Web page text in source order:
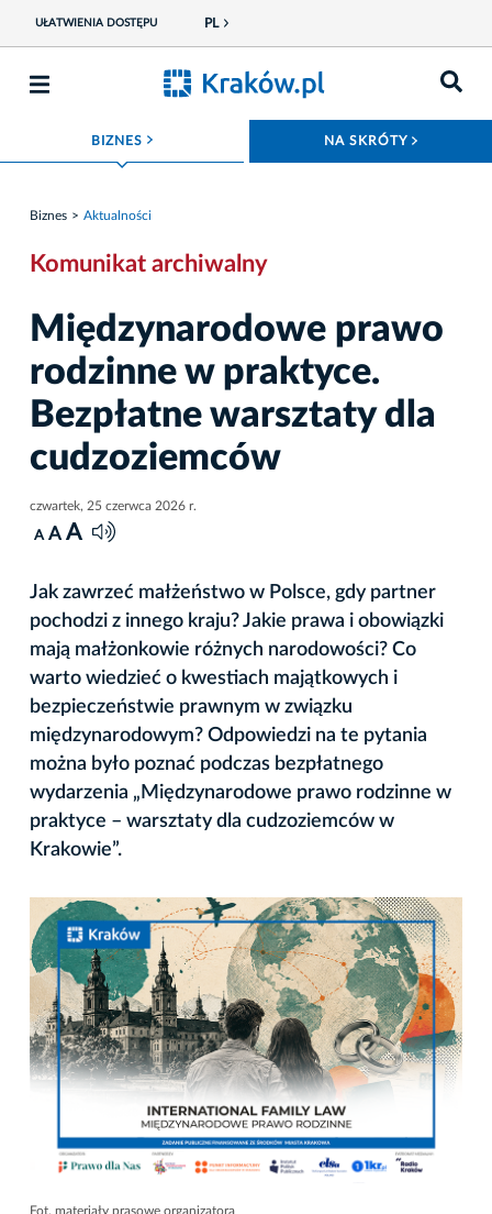
UŁATWIENIA DOSTĘPU PL
BIZNES ROZWIŃ MENU NA SKRÓTY
Biznes Aktualności
Komunikat archiwalny
Międzynarodowe prawo
rodzinne w praktyce.
Bezpłatne warsztaty dla
cudzoziemców
czwartek, 25 czerwca 2026 r.
A A A
Jak zawrzeć małżeństwo w Polsce, gdy partner
pochodzi z innego kraju? Jakie prawa i obowiązki
mają małżonkowie różnych narodowości? Co
warto wiedzieć o kwestiach majątkowych i
bezpieczeństwie prawnym w związku
międzynarodowym? Odpowiedzi na te pytania
można było poznać podczas bezpłatnego
wydarzenia „Międzynarodowe prawo rodzinne w
praktyce – warsztaty dla cudzoziemców w
Krakowie”.
Fot. materiały prasowe organizatora